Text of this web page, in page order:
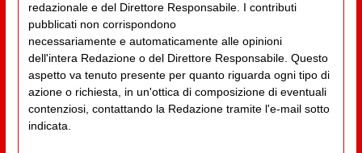
redazionale e del Direttore Responsabile. I contributi
pubblicati non corrispondono
necessariamente e automaticamente alle opinioni
dell'intera Redazione o del Direttore Responsabile. Questo
aspetto va tenuto presente per quanto riguarda ogni tipo di
azione o richiesta, in un'ottica di composizione di eventuali
contenziosi, contattando la Redazione tramite l'e-mail sotto
indicata.